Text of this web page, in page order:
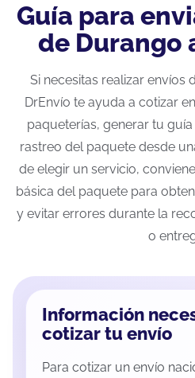
Guía para
de Durango
Si necesitas realizar envíos
DrEnvío te ayuda a cotizar
paqueterías, generar tu
rastreo del paquete desde
de elegir un servicio,
básica del paquete para
y evitar errores durante la
o
Información
cotizar tu envío
Para cotizar un envío